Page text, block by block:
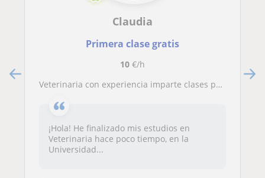
Claudia
Primera clase gratis
10€/h
Veterinaria con experiencia imparte clases particulares de matemáticas a domicilio u online. Niveles: Primaria, E.S.O
¡Hola! He finalizado mis estudios en
Veterinaria hace poco tiempo, en la
Universidad...